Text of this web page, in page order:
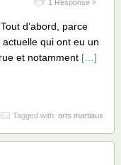
1 Response »
d’abord, parce
qui ont eu un
et notamment […]
Tagged with: arts martiaux